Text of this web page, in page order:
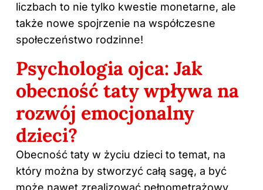
liczbach to nie tylko kwestie monetarne, ale
także nowe spojrzenie na współczesne
społeczeństwo rodzinne!
Psychologia ojca: Jak
obecność taty wpływa na
rozwój emocjonalny
dzieci?
Obecność taty w życiu dzieci to temat, na
który można by stworzyć całą sagę, a być
może nawet zrealizować pełnometrażowy